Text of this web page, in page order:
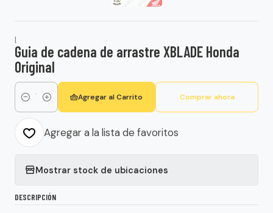
|
Guia de cadena de arrastre XBLADE Honda
Original
Cantidad
Agregar al Carrito Comprar ahora
Agregar a la lista de favoritos
Mostrar stock de ubicaciones
DESCRIPCIÓN